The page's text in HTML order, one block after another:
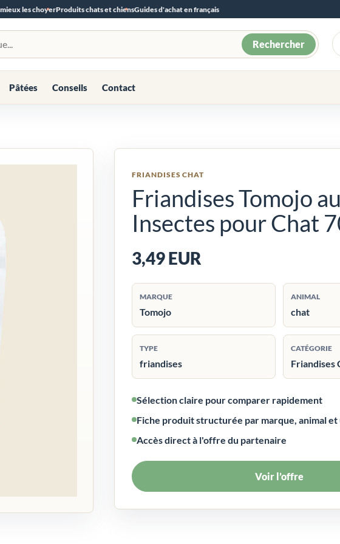
les choyerProduits chats et chiensGuides d'achat en français
Rechercher
Pâtées Conseils Contact
FRIANDISES CHAT
Friandises Tomojo
Insectes pour Chat
3,49 EUR
MARQUE
Tomojo
ANIMAL
chat
TYPE
friandises
CATÉGORIE
Friandises
Sélection claire pour comparer rapidement
Fiche produit structurée par marque, animal et
Accès direct à l'offre du partenaire
Voir l’offre